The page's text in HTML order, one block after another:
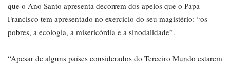
que o Ano Santo apresenta decorrem dos apelos que o Papa
Francisco tem apresentado no exercício do seu magistério: “os
pobres, a ecologia, a misericórdia e a sinodalidade”.
“Apesar de alguns países considerados do Terceiro Mundo estarem